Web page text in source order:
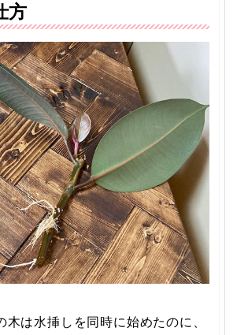
方
木は水挿しを同時に始めたのに、